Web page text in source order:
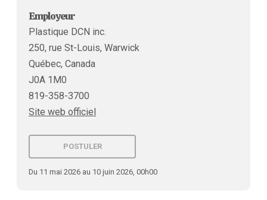
Employeur
Plastique DCN inc.
250, rue St-Louis, Warwick
Québec, Canada
J0A 1M0
819-358-3700
Site web officiel
POSTULER
Du 11 mai 2026 au 10 juin 2026, 00h00